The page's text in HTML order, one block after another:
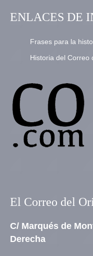
ENLACES DE
Frases para la
Historia del Correo
El Correo del
C/ Marqués de
Derecha